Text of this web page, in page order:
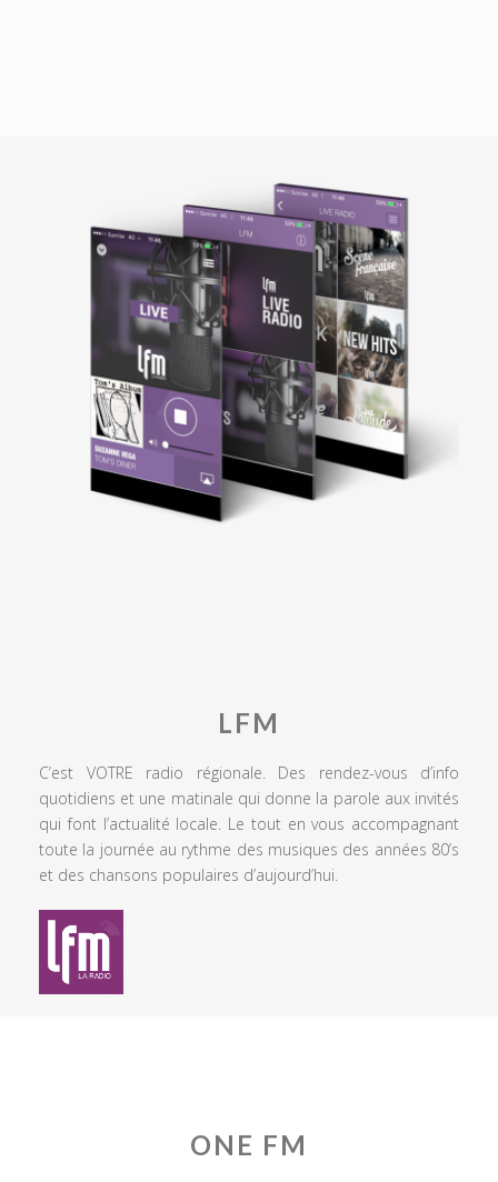
LFM
C’est VOTRE radio régionale. Des rendez-vous d’info
quotidiens et une matinale qui donne la parole aux invités
qui font l’actualité locale. Le tout en vous accompagnant
toute la journée au rythme des musiques des années 80’s
et des chansons populaires d’aujourd’hui.
ONE FM